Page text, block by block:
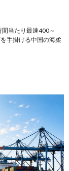
当たり最速400～
手掛ける中国の海柔